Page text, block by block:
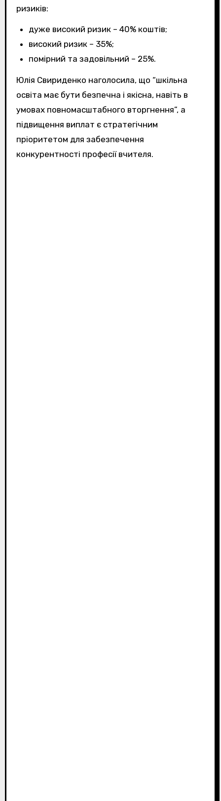
ризиків:
дуже високий ризик – 40% коштів;
високий ризик – 35%;
помірний та задовільний – 25%.
Юлія Свириденко наголосила, що “шкільна
освіта має бути безпечна і якісна, навіть в
умовах повномасштабного вторгнення”, а
підвищення виплат є стратегічним
пріоритетом для забезпечення
конкурентності професії вчителя.